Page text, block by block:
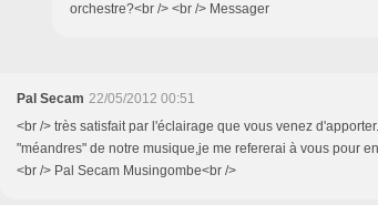
orchestre?<br /> <br /> Messager
Pal Secam 22/05/2012 00:51
<br /> très satisfait par l'éclairage que vous venez
"méandres" de notre musique,je me refererai à vous pour
<br /> Pal Secam Musingombe<br />